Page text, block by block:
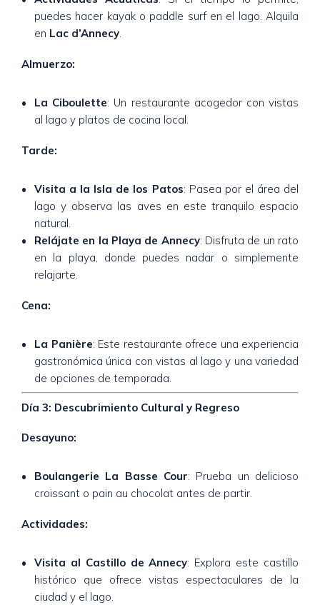
puedes hacer kayak o paddle surf en el lago. Alquila
en Lac d’Annecy.
Almuerzo:
La Ciboulette: Un restaurante acogedor con vistas
al lago y platos de cocina local.
Tarde:
Visita a la Isla de los Patos: Pasea por el área del
lago y observa las aves en este tranquilo espacio
natural.
Relájate en la Playa de Annecy: Disfruta de un rato
en la playa, donde puedes nadar o simplemente
relajarte.
Cena:
La Panière: Este restaurante ofrece una experiencia
gastronómica única con vistas al lago y una variedad
de opciones de temporada.
Día 3: Descubrimiento Cultural y Regreso
Desayuno:
Boulangerie La Basse Cour: Prueba un delicioso
croissant o pain au chocolat antes de partir.
Actividades:
Visita al Castillo de Annecy: Explora este castillo
histórico que ofrece vistas espectaculares de la
ciudad y el lago.